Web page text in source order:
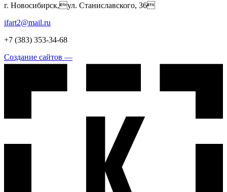
г. Новосибирск,ул. Станиславского, 36
ifart2@mail.ru
+7 (383) 353-34-68
Создание сайтов —